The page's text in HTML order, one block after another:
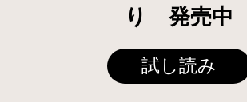
り 発売中
試し読み